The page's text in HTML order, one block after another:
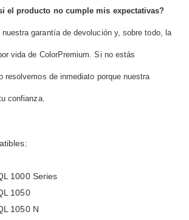
el producto no cumple mis expectativas?
garantía de devolución y, sobre todo, la
vida de ColorPremium. Si no estás
resolvemos de inmediato porque nuestra
confianza.
1000 Series
1050
1050 N